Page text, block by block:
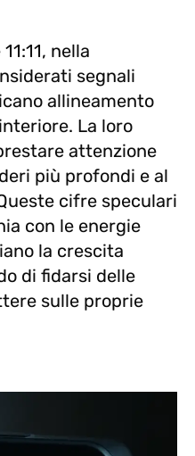
nella
segnali
allineamento
La loro
attenzione
più profondi e al
cifre speculari
con le energie
la crescita
di fidarsi delle
sulle proprie